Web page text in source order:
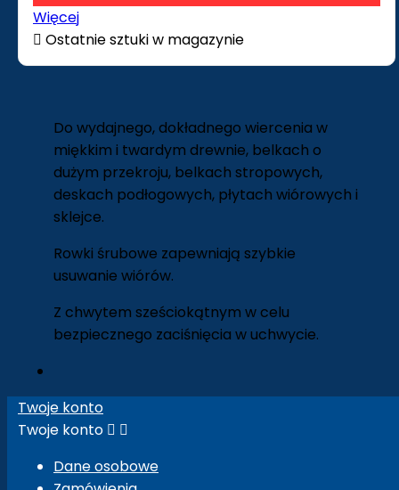
Więcej
 Ostatnie sztuki w magazynie
Do wydajnego, dokładnego wiercenia w
miękkim i twardym drewnie, belkach o
dużym przekroju, belkach stropowych,
deskach podłogowych, płytach wiórowych i
sklejce.
Rowki śrubowe zapewniają szybkie
usuwanie wiórów.
Z chwytem sześciokątnym w celu
bezpiecznego zaciśnięcia w uchwycie.
Twoje konto
Twoje konto  
Dane osobowe